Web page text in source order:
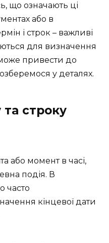
що означають ці
або в
і строк – важливі
для визначення
привести до
у деталях.
та строку
або момент в часі,
подія. В
часто
кінцевої дати